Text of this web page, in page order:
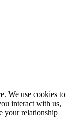
We use cookies to
interact with us,
your relationship